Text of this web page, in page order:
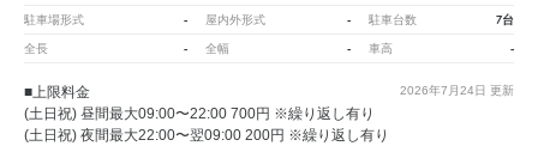
駐車場形式 - 屋内外形式 - 駐車台数 7台
全長 - 全幅 - 車高 -
2026年7月24日 更新
■上限料金
(土日祝) 昼間最大09:00〜22:00 700円 ※繰り返し有り
(土日祝) 夜間最大22:00〜翌09:00 200円 ※繰り返し有り